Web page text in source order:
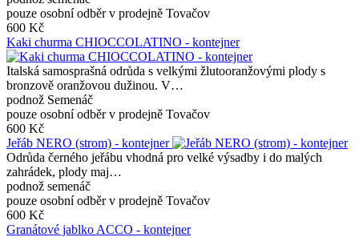
pouze osobní odběr v prodejně Tovačov
600 Kč
Kaki churma CHIOCCOLATINO - kontejner
Italská samosprašná odrůda s velkými žlutooranžovými plody s
bronzově oranžovou dužinou. V…
podnož Semenáč
pouze osobní odběr v prodejně Tovačov
600 Kč
Jeřáb NERO (strom) - kontejner
Odrůda černého jeřábu vhodná pro velké výsadby i do malých
zahrádek, plody maj…
podnož semenáč
pouze osobní odběr v prodejně Tovačov
600 Kč
Granátové jablko ACCO - kontejner